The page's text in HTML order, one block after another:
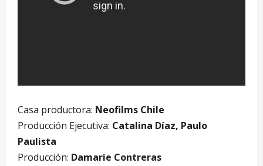
Casa productora: Neofilms Chile
Producción Ejecutiva: Catalina Díaz, Paulo
Paulista
Producción: Damarie Contreras